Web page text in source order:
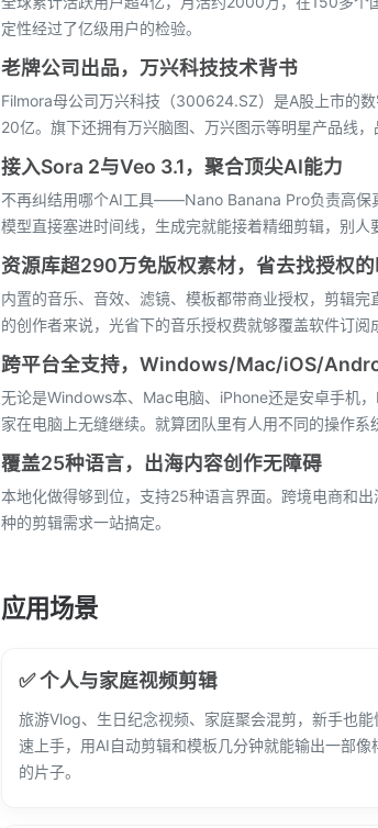
定性经过了亿级用户的检验。
老牌公司出品，万兴科技技术背书
Filmora母公司万兴科技（300624.SZ）是A股上市的
20亿。旗下还拥有万兴脑图、万兴图示等明星产品线，
接入Sora 2与Veo 3.1，聚合顶尖AI能力
不再纠结用哪个AI工具——Nano Banana Pro负责高保
模型直接塞进时间线，生成完就能接着精细剪辑，别人
资源库超290万免版权素材，省去找授权的
内置的音乐、音效、滤镜、模板都带商业授权，剪辑
的创作者来说，光省下的音乐授权费就够覆盖软件订阅
跨平台全支持，Windows/Mac/iOS/
无论是Windows本、Mac电脑、iPhone还是安卓手机
家在电脑上无缝继续。就算团队里有人用不同的操作系
覆盖25种语言，出海内容创作无障碍
本地化做得够到位，支持25种语言界面。跨境电商和
种的剪辑需求一站搞定。
应用场景
✅ 个人与家庭视频剪辑
旅游Vlog、生日纪念视频、家庭聚会混剪，新手也能
速上手，用AI自动剪辑和模板几分钟就能输出一部像
的片子。